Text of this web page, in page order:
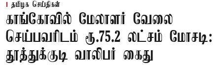
தமிழக செய்திகள்
காங்கோவில் மேலாளர் வேலை
செய்பவரிடம் ரூ.75.2 லட்சம் மோசடி:
தூத்துக்குடி வாலிபர் கைது